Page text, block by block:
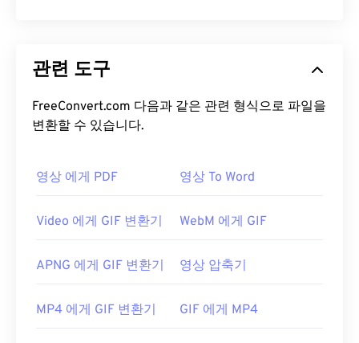
관련 도구
FreeConvert.com 다음과 같은 관련 형식으로 파일을
변환할 수 있습니다.
영상 에게 PDF 영상 To Word
Video 에게 GIF 변환기 WebM 에게 GIF
APNG 에게 GIF 변환기 영상 압축기
MP4 에게 GIF 변환기 GIF 에게 MP4